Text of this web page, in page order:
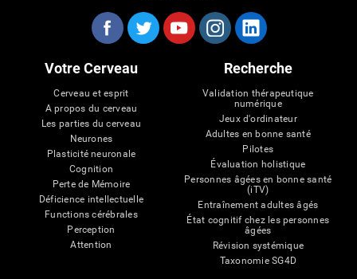
Votre Cerveau
Cerveau et esprit
A propos du cerveau
Les parties du cerveau
Neurones
Plasticité neuronale
Cognition
Perte de Mémoire
Déficience intellectuelle
Functions cérébrales
Perception
Attention
Recherche
Validation thérapeutique
numérique
Jeux d'ordinateur
Adultes en bonne santé
Pilotes
Évaluation holistique
Personnes âgées en bonne santé
(iTV)
Entraînement adultes âgés
État cognitif chez les personnes
âgées
Révision systémique
Taxonomie SG4D